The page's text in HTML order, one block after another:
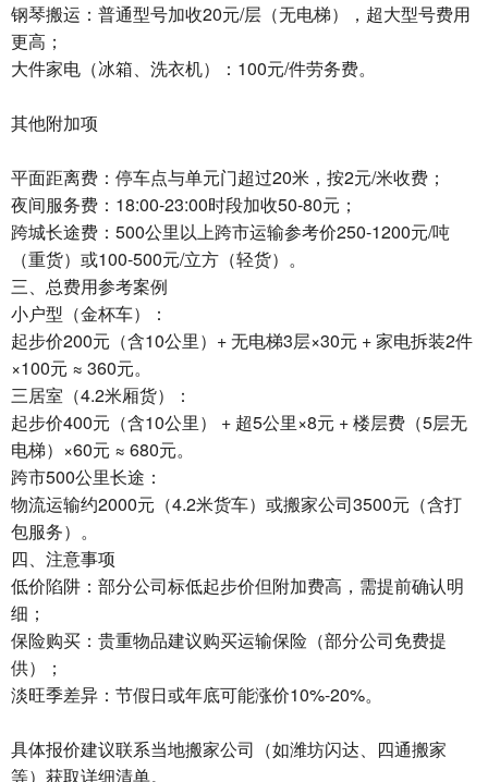
钢琴搬运：普通型号加收20元/层（无电梯），超大型号费用
更高；
大件家电（冰箱、洗衣机）：100元/件劳务费。
其他附加项‌
平面距离费‌：停车点与单元门超过20米，按2元/米收费；
夜间服务费‌：18:00-23:00时段加收50-80元；
跨城长途费‌：500公里以上跨市运输参考价250-1200元/吨
（重货）或100-500元/立方（轻货）。
三、总费用参考案例
小户型（金杯车）‌：
起步价200元（含10公里）+ 无电梯3层×30元 + 家电拆装2件
×100元 ≈ ‌360元‌。
三居室（4.2米厢货）‌：
起步价400元（含10公里） + 超5公里×8元 + 楼层费（5层无
电梯）×60元 ≈ ‌680元‌。
跨市500公里长途‌：
物流运输约2000元（4.2米货车）或搬家公司3500元（含打
包服务）。
四、注意事项
低价陷阱‌：部分公司标低起步价但附加费高，需提前确认明
细；
保险购买‌：贵重物品建议购买运输保险（部分公司免费提
供）；
淡旺季差异‌：节假日或年底可能涨价10%-20%。
具体报价建议联系当地搬家公司（如潍坊闪达、四通搬家
等）获取详细清单。